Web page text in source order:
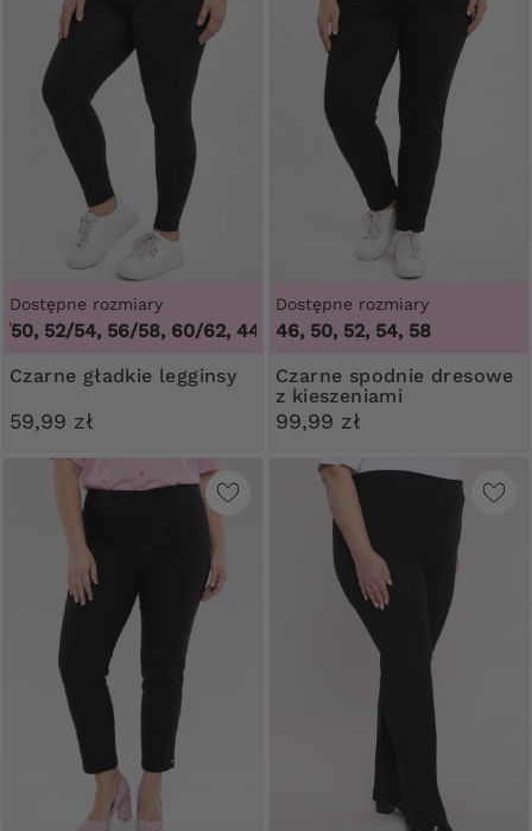
Dostępne rozmiary
52/54, 56/58, 60/62,44/46, 48/50, 52/54, 56/58, 60/62
Czarne gładkie legginsy
59,99 zł
Dostępne rozmiary
46, 50, 52, 54, 58
Czarne spodnie dresowe
z kieszeniami
99,99 zł